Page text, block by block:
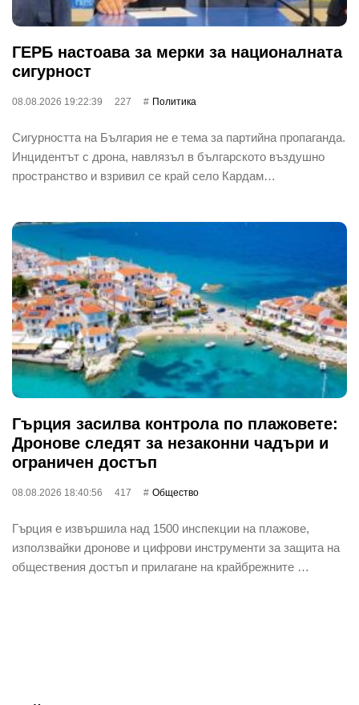
ГЕРБ настоава за мерки за националната
сигурност
08.08.2026 19:22:39 227 Политика
Сигурността на България не е тема за партийна пропаганда.
Инцидентът с дрона, навлязъл в българското въздушно
пространство и взривил се край село Кардам…
Гърция засилва контрола по плажовете:
Дронове следят за незаконни чадъри и
ограничен достъп
08.08.2026 18:40:56 417 Общество
Гърция е извършила над 1500 инспекции на плажове,
използвайки дронове и цифрови инструменти за защита на
обществения достъп и прилагане на крайбрежните …